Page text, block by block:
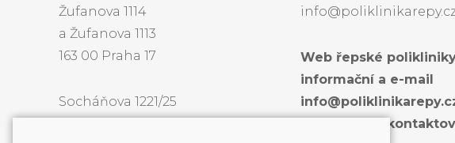
Žufanova 1114
a Žufanova 1113
163 00 Praha 17
Socháňova 1221/25
Web řepské
informační a e-mail
k přímému